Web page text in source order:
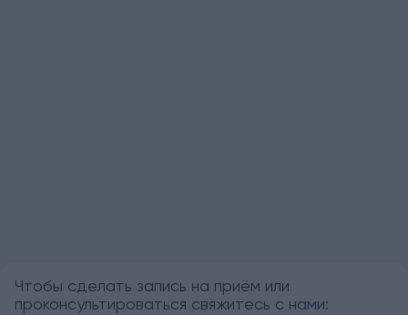
Чтобы сделать запись на приём или
проконсультироваться свяжитесь с нами: